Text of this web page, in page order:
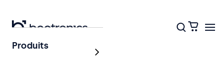
Accueil
Produits